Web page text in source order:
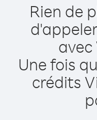
Rien de
Une fois
crédits